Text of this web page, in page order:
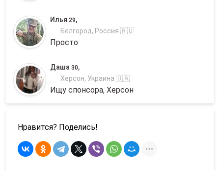
Илья 29,
Белгород, Россия 🇷🇺
Просто
Даша 30,
Херсон, Украина 🇺🇦
Ищу спонсора, Херсон
Нравится? Поделись!